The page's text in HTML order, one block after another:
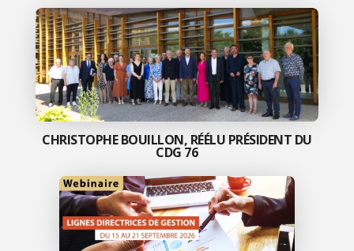
CHRISTOPHE BOUILLON, RÉÉLU PRÉSIDENT DU
CDG 76